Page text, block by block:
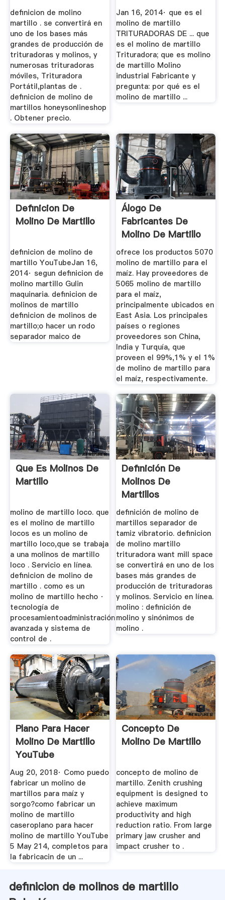
definicion de molino
martillo . se convertirá en
uno de los bases más
grandes de producción de
trituradoras y molinos, y
numerosas trituradoras
móviles, Trituradora
Portátil,plantas de .
definicion de molino de
martillos honeysonlineshop
. Obtener precio.
Jan 16, 2014· que es el
molino de martillo
TRITURADORAS DE ... que
es el molino de martillo
Trituradora; que es molino
de martillo Molino
industrial Fabricante y
pregunta: por qué es el
molino de martillo ...
Definicion De
Molino De Martillo
definicion de molino de
martillo YouTubeJan 16,
2014· segun definicion de
molino martillo Gulin
maquinaria. definicion de
molinos de martillo
definicion de molinos de
martillo;o hacer un rodo
separador maico de
Álogo De
Fabricantes De
Molino De Martillo
Para El Maíz ...
ofrece los productos 5070
molino de martillo para el
maíz. Hay proveedores de
5065 molino de martillo
para el maíz,
principalmente ubicados en
East Asia. Los principales
países o regiones
proveedores son China,
India y Turquía, que
proveen el 99%,1% y el 1%
de molino de martillo para
el maíz, respectivamente.
Que Es Molinos De
Martillo
molino de martillo loco. que
es el molino de martillo
locos es un molino de
martillo loco,que se trabaja
a una molinos de martillo
loco . Servicio en línea.
definicion de molino de
martillo . como es un
molino de martillo hecho ·
tecnología de
procesamientoadministración
avanzada y sistema de
control de .
Definición De
Molinos De
Martillos
definición de molino de
martillos separador de
tamiz vibratorio. definicion
de molino martillo
trituradora want mill space
se convertirá en uno de los
bases más grandes de
producción de trituradoras
y molinos. Servicio en línea.
molino : definición de
molino y sinónimos de
molino .
Plano Para Hacer
Molino De Martillo
YouTube
Aug 20, 2018· Como puedo
fabricar un molino de
martillos para maíz y
sorgo?como fabricar un
molino de martillo
caseroplano para hacer
molino de martillo YouTube
5 May 214, completos para
la fabricacin de un ...
Concepto De
Molino De Martillo
concepto de molino de
martillo. Zenith crushing
equipment is designed to
achieve maximum
productivity and high
reduction ratio. From large
primary jaw crusher and
impact crusher to .
definicion de molinos de martillo